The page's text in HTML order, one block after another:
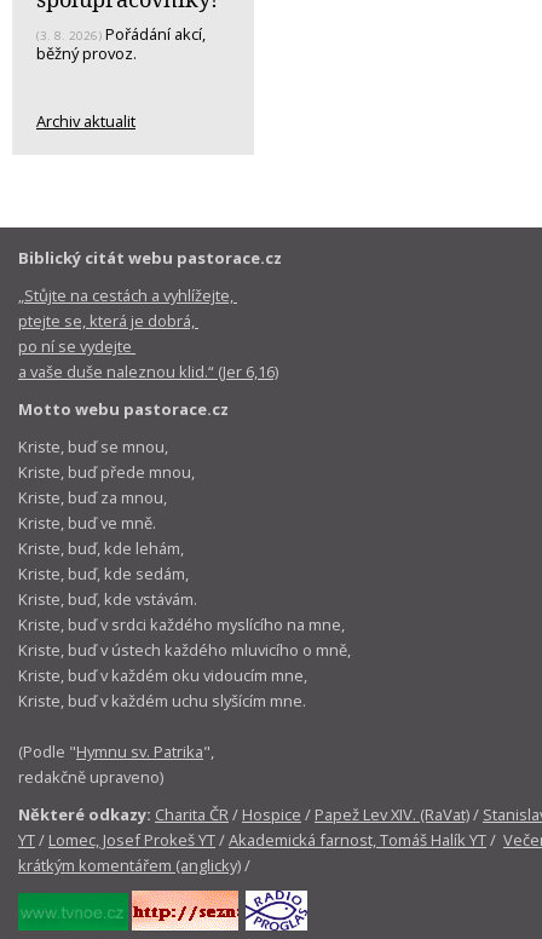
(3. 8. 2026) Pořádání akcí,
běžný provoz.
Archiv aktualit
Biblický citát webu pastorace.cz
„Stůjte na cestách a vyhlížejte,
ptejte se, která je dobrá,
po ní se vydejte
a vaše duše naleznou klid.“ (Jer 6,16)
Motto webu pastorace.cz
Kriste, buď se mnou,
Kriste, buď přede mnou,
Kriste, buď za mnou,
Kriste, buď ve mně.
Kriste, buď, kde lehám,
Kriste, buď, kde sedám,
Kriste, buď, kde vstávám.
Kriste, buď v srdci každého myslícího na mne,
Kriste, buď v ústech každého mluvicího o mně,
Kriste, buď v každém oku vidoucím mne,
Kriste, buď v každém uchu slyšícím mne.
(Podle "Hymnu sv. Patrika",
redakčně upraveno)
Některé odkazy: Charita ČR/ Hospice / Papež Lev XIV. (RaVat)/
YT/ Lomec, Josef Prokeš YT/Akademická farnost, Tomáš Halík YT/
krátkým komentářem (anglicky)/